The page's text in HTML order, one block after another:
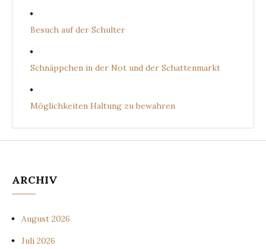
Besuch auf der Schulter
Schnäppchen in der Not und der Schattenmarkt
Möglichkeiten Haltung zu bewahren
ARCHIV
August 2026
Juli 2026